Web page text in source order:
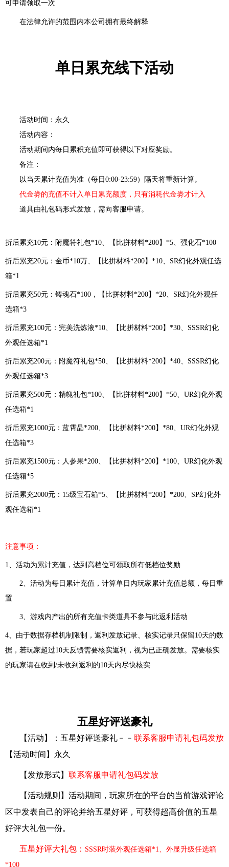
可申请领取一次
在法律允许的范围内本公司拥有最终解释
单日累充线下活动
活动时间：永久
活动内容：
活动期间内每日累积充值即可获得以下对应奖励。
备注：
以当天累计充值为准（每日 0:00-23:59）隔天将重新计算。
代金劵的充值不计入单日累充额度，只有消耗代金劵才计入
道具由礼包码形式发放，需向客服申请。
折后累充10元：附魔符礼包*10、【比拼材料*200】*5、强化石*100
折后累充20元：金币*10万、【比拼材料*200】*10、SR幻化外观任选
箱*1
折后累充50元：铸魂石*100，【比拼材料*200】*20、SR幻化外观任
选箱*3
折后累充100元：完美洗炼液*10、【比拼材料*200】*30、SSSR幻化
外观任选箱*1
折后累充200元：附魔符礼包*50、【比拼材料*200】*40、SSSR幻化
外观任选箱*3
折后累充500元：精魄礼包*100、【比拼材料*200】*50、UR幻化外观
任选箱*1
折后累充1000元：蓝霄晶*200、【比拼材料*200】*80、UR幻化外观
任选箱*3
折后累充1500元：人参果*200、【比拼材料*200】*100、UR幻化外观
任选箱*5
折后累充2000元：15级宝石箱*5、【比拼材料*200】*200、SP幻化外
观任选箱*1
注意事项：
1、 活动为累计充值，达到高档位可领取所有低档位奖励
2、活动为每日累计充值，计算单日内玩家累计充值总额，每日重
置
3、游戏内产出的所有充值卡类道具不参与此返利活动
4、由于数据存档机制限制，返利发放记录、核实记录只保留10天的数
据，若玩家超过10天反馈需要核实返利，视为已正确发放。需要核实
的玩家请在收到/未收到返利的10天内尽快核实
五星好评送豪礼
【活动】：五星好评送豪礼 ﹣﹣ 联系客服申请礼包码发放
【活动时间】 永久
【发放形式】 联系客服申请礼包码发放
【活动规则】活动期间，玩家所在的平台的当前游戏评论
区中发表自己的评论并给五星好评，可获得超高价值的五星
好评大礼包一份。
五星好评大礼包： SSSR时装外观任选箱*1、外显升级任选箱
*100